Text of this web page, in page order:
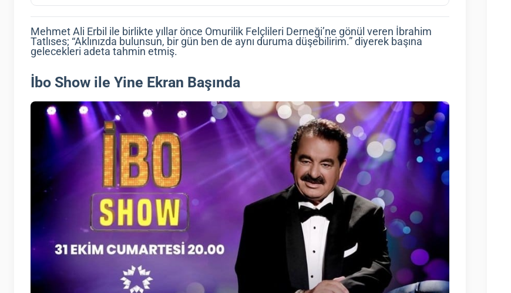
Mehmet Ali Erbil ile birlikte yıllar önce Omurilik Felçlileri Derneği’ne gönül veren İbrahim
Tatlıses; “Aklınızda bulunsun, bir gün ben de aynı duruma düşebilirim.” diyerek başına
gelecekleri adeta tahmin etmiş.
İbo Show ile Yine Ekran Başında